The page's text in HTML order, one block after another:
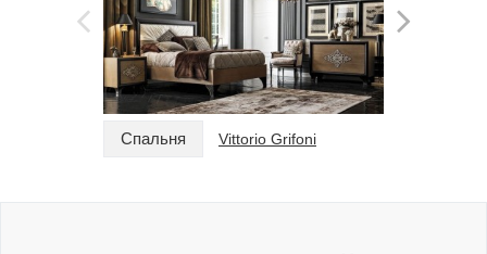
Спальня Vittorio Grifoni